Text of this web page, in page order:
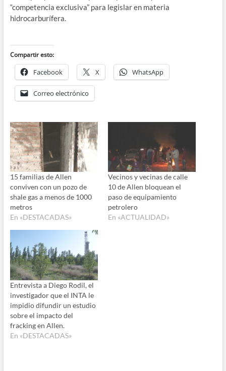
“competencia exclusiva” para legislar en materia
hidrocarburífera.
Compartir esto:
Facebook X WhatsApp
Correo electrónico
15 familias de Allen
conviven con un pozo de
shale gas a menos de 1000
metros
En «DESTACADAS»
Vecinos y vecinas de calle
10 de Allen bloquean el
paso de equipamiento
petrolero
En «ACTUALIDAD»
Entrevista a Diego Rodil, el
investigador que el INTA le
impidio difundir un estudio
sobre el impacto del
fracking en Allen.
En «DESTACADAS»